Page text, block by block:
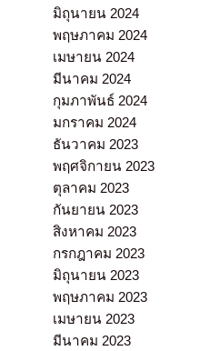
มิถุนายน 2024
พฤษภาคม 2024
เมษายน 2024
มีนาคม 2024
กุมภาพันธ์ 2024
มกราคม 2024
ธันวาคม 2023
พฤศจิกายน 2023
ตุลาคม 2023
กันยายน 2023
สิงหาคม 2023
กรกฎาคม 2023
มิถุนายน 2023
พฤษภาคม 2023
เมษายน 2023
มีนาคม 2023